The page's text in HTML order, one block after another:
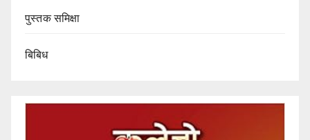
पुस्तक समिक्षा
बिबिध